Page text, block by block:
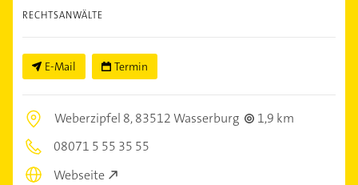
RECHTSANWÄLTE
E-Mail Termin
Weberzipfel 8,83512 Wasserburg
1,9 km
08071 5 55 35 55
Webseite